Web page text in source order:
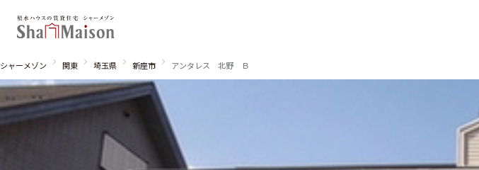
シャーメゾン 関東 埼玉県 新座市 アンタレス 北野 Ｂ